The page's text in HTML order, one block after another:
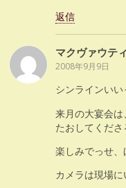
返信
マクヴァウティ
2008年9月9日
シンラインいい
来月の大宴会
たおしてくだ
楽しみでっせ、
カメラは現場に